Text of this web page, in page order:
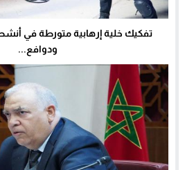
تفكيك خلية إرهابية متورطة في
ودوافع...